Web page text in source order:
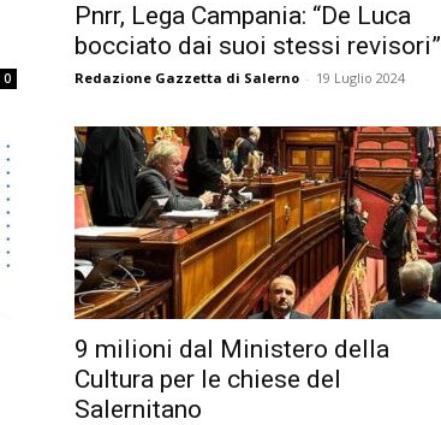
0
Pnrr, Lega Campania: “De Luca
bocciato dai suoi stessi revisori”
Redazione Gazzetta di Salerno - 19 Luglio 2024
9 milioni dal Ministero della
Cultura per le chiese del
Salernitano